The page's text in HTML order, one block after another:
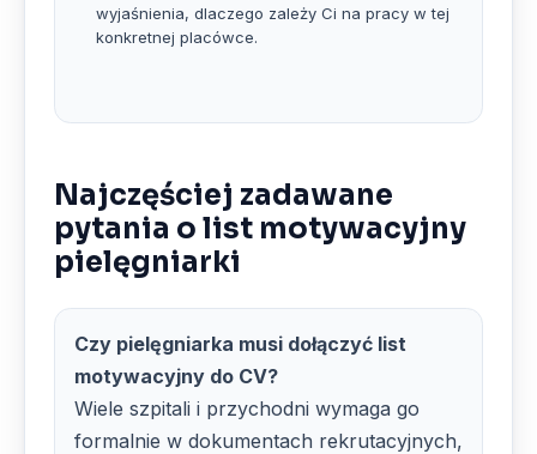
wyjaśnienia, dlaczego zależy Ci na pracy w tej
konkretnej placówce.
Najczęściej zadawane
pytania o list motywacyjny
pielęgniarki
Czy pielęgniarka musi dołączyć list
motywacyjny do CV?
Wiele szpitali i przychodni wymaga go
formalnie w dokumentach rekrutacyjnych,